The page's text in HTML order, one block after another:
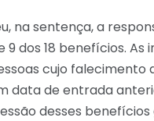
na sentença, a
dos 18 benefícios.
cujo falecimento
data de entrada
desses